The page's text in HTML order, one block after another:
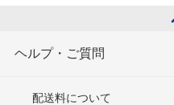
ヘルプ・ご質問
配送料について